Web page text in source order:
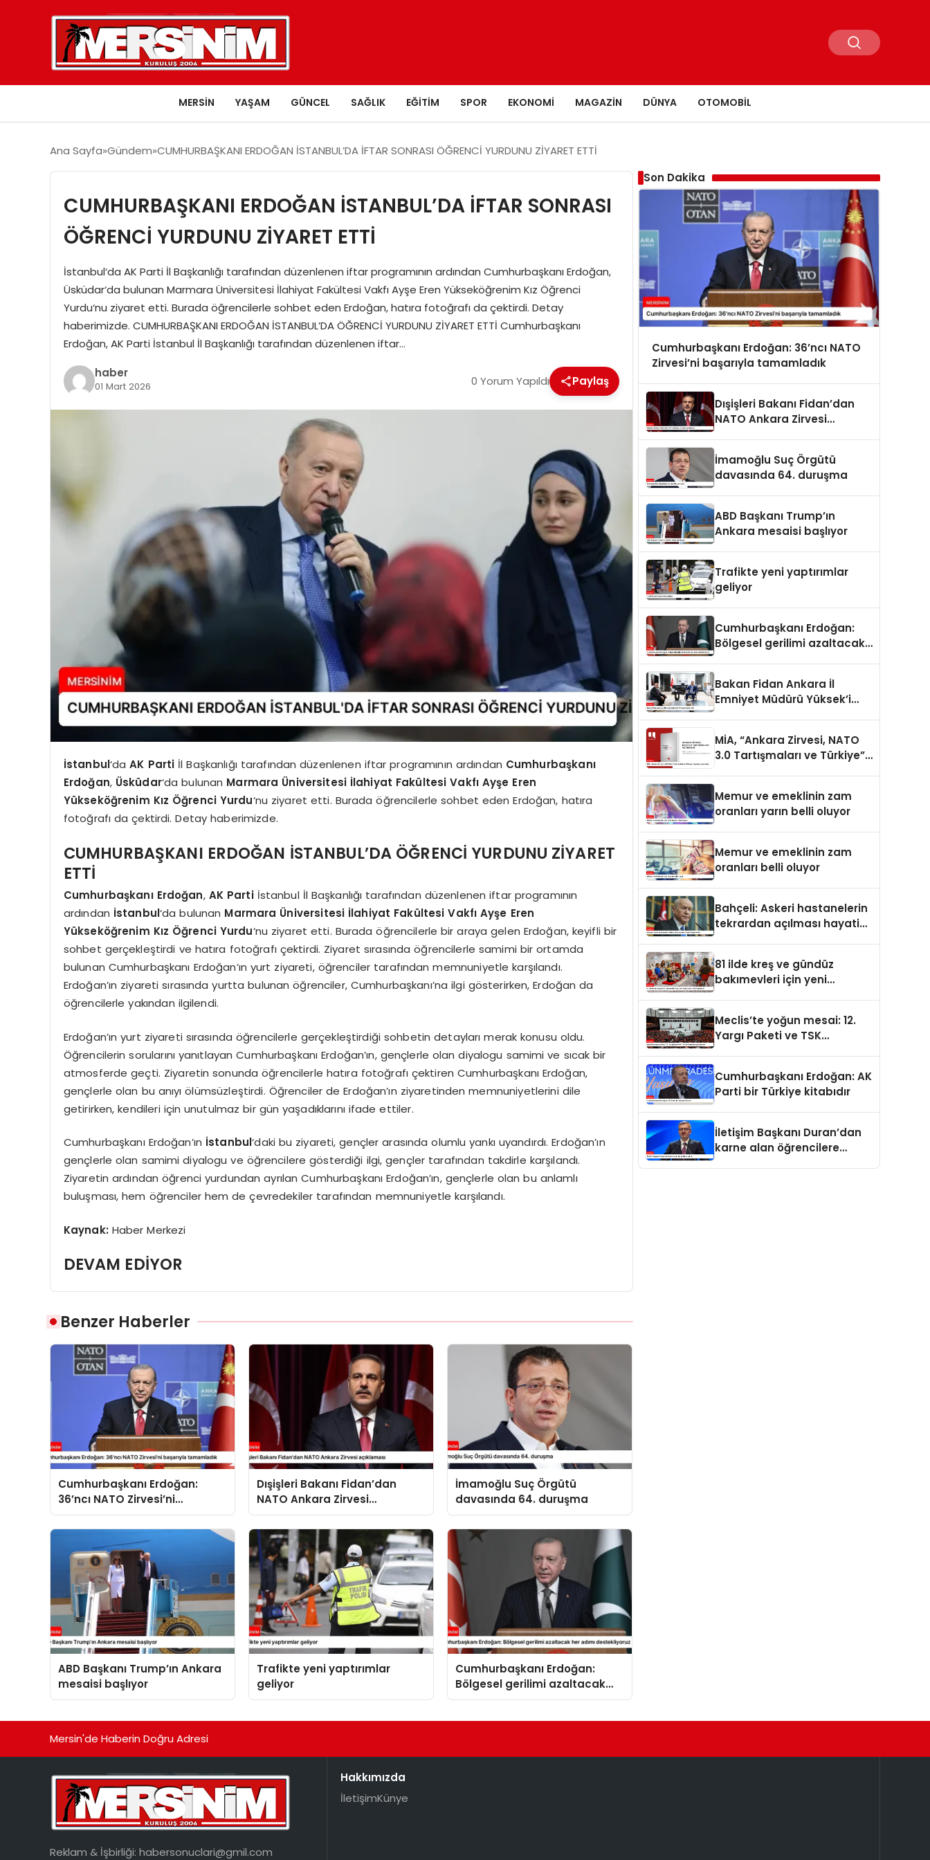
MERSIN YAŞAM GÜNCEL SAĞLIK EĞITIM SPOR EKONOMI MAGAZIN DÜNYA OTOMOBIL
Ana Sayfa Gündem CUMHURBAŞKANI ERDOĞAN İSTANBUL’DA İFTAR SONRASI ÖĞRENCİ YURDUNU ZİYARET ETTİ
CUMHURBAŞKANI ERDOĞAN İSTANBUL’DA İFTAR SONRASI
ÖĞRENCİ YURDUNU ZİYARET ETTİ
İstanbul‘da AK Parti İl Başkanlığı tarafından düzenlenen iftar programının ardından Cumhurbaşkanı Erdoğan,
Üsküdar‘da bulunan Marmara Üniversitesi İlahiyat Fakültesi Vakfı Ayşe Eren Yükseköğrenim Kız Öğrenci
Yurdu‘nu ziyaret etti. Burada öğrencilerle sohbet eden Erdoğan, hatıra fotoğrafı da çektirdi. Detay
haberimizde. CUMHURBAŞKANI ERDOĞAN İSTANBUL’DA ÖĞRENCİ YURDUNU ZİYARET ETTİ Cumhurbaşkanı
Erdoğan, AK Parti İstanbul İl Başkanlığı tarafından düzenlenen iftar…
haber
01 Mart 2026 0 Yorum Yapıldı Paylaş
İstanbul‘daAK Parti İl Başkanlığı tarafından düzenlenen iftar programının ardından Cumhurbaşkanı
Erdoğan, Üsküdar‘da bulunan Marmara Üniversitesi İlahiyat Fakültesi Vakfı Ayşe Eren
Yükseköğrenim Kız Öğrenci Yurdu‘nu ziyaret etti. Burada öğrencilerle sohbet eden Erdoğan, hatıra
fotoğrafı da çektirdi. Detay haberimizde.
CUMHURBAŞKANI ERDOĞAN İSTANBUL’DA ÖĞRENCİ YURDUNU ZİYARET
ETTİ
Cumhurbaşkanı Erdoğan, AK Partiİstanbul İl Başkanlığı tarafından düzenlenen iftar programının
ardından İstanbul‘da bulunan Marmara Üniversitesi İlahiyat Fakültesi Vakfı Ayşe Eren
Yükseköğrenim Kız Öğrenci Yurdu‘nu ziyaret etti. Burada öğrencilerle bir araya gelen Erdoğan, keyifli bir
sohbet gerçekleştirdi ve hatıra fotoğrafı çektirdi. Ziyaret sırasında öğrencilerle samimi bir ortamda
bulunan Cumhurbaşkanı Erdoğan’ın yurt ziyareti, öğrenciler tarafından memnuniyetle karşılandı.
Erdoğan’ın ziyareti sırasında yurtta bulunan öğrenciler, Cumhurbaşkanı’na ilgi gösterirken, Erdoğan da
öğrencilerle yakından ilgilendi.
Erdoğan’ın yurt ziyareti sırasında öğrencilerle gerçekleştirdiği sohbetin detayları merak konusu oldu.
Öğrencilerin sorularını yanıtlayan Cumhurbaşkanı Erdoğan’ın, gençlerle olan diyalogu samimi ve sıcak bir
atmosferde geçti. Ziyaretin sonunda öğrencilerle hatıra fotoğrafı çektiren Cumhurbaşkanı Erdoğan,
gençlerle olan bu anıyı ölümsüzleştirdi. Öğrenciler de Erdoğan’ın ziyaretinden memnuniyetlerini dile
getirirken, kendileri için unutulmaz bir gün yaşadıklarını ifade ettiler.
Cumhurbaşkanı Erdoğan’ın İstanbul‘daki bu ziyareti, gençler arasında olumlu yankı uyandırdı. Erdoğan’ın
gençlerle olan samimi diyalogu ve öğrencilere gösterdiği ilgi, gençler tarafından takdirle karşılandı.
Ziyaretin ardından öğrenci yurdundan ayrılan Cumhurbaşkanı Erdoğan’ın, gençlerle olan bu anlamlı
buluşması, hem öğrenciler hem de çevredekiler tarafından memnuniyetle karşılandı.
Kaynak: Haber Merkezi
DEVAM EDİYOR
Benzer Haberler
Cumhurbaşkanı Erdoğan:
36’ncı NATO Zirvesi’ni
başarıyla tamamladık
Dışişleri Bakanı Fidan’dan
NATO Ankara Zirvesi
açıklaması
İmamoğlu Suç Örgütü
davasında 64. duruşma
ABD Başkanı Trump’ın Ankara
mesaisi başlıyor
Trafikte yeni yaptırımlar
geliyor
Cumhurbaşkanı Erdoğan:
Bölgesel gerilimi azaltacak
her adımı destekliyoruz
Son Dakika
Cumhurbaşkanı Erdoğan: 36’ncı NATO
Zirvesi’ni başarıyla tamamladık
Dışişleri Bakanı Fidan’dan
NATO Ankara Zirvesi
İmamoğlu Suç Örgütü
davasında 64. duruşma
ABD Başkanı Trump’ın
Ankara mesaisi başlıyor
Trafikte yeni yaptırımlar
geliyor
Cumhurbaşkanı Erdoğan:
Bölgesel gerilimi azaltacak
Bakan Fidan Ankara İl
Emniyet Müdürü Yüksek’i
MİA, “Ankara Zirvesi, NATO
3.0 Tartışmaları ve Türkiye”
Memur ve emeklinin zam
oranları yarın belli oluyor
Memur ve emeklinin zam
oranları belli oluyor
Bahçeli: Askeri hastanelerin
tekrardan açılması hayati
81 ilde kreş ve gündüz
bakımevleri için yeni
Meclis’te yoğun mesai: 12.
Yargı Paketi ve TSK
Cumhurbaşkanı Erdoğan: AK
Parti bir Türkiye kitabıdır
İletişim Başkanı Duran’dan
karne alan öğrencilere
Mersin'de Haberin Doğru Adresi
Reklam & İşbirliği: habersonuclari@gmil.com
Hakkımızda
İletişimKünye